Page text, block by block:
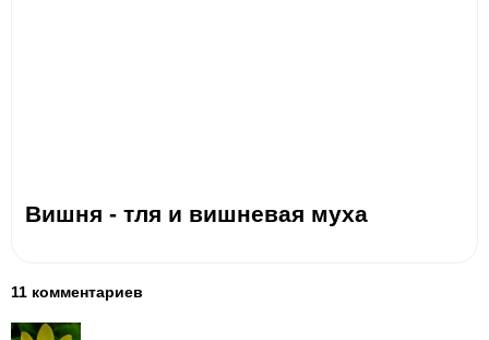
Вишня - тля и вишневая муха
11 комментариев